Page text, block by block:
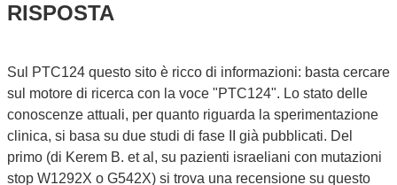
RISPOSTA
Sul PTC124 questo sito è ricco di informazioni: basta cercare
sul motore di ricerca con la voce "PTC124". Lo stato delle
conoscenze attuali, per quanto riguarda la sperimentazione
clinica, si basa su due studi di fase II già pubblicati. Del
primo (di Kerem B. et al, su pazienti israeliani con mutazioni
stop W1292X o G542X) si trova una recensione su questo